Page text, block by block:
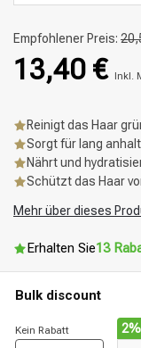
Empfohlener Preis:
13,40 € Inkl.
Reinigt das Haar
Sorgt für lang
Nährt und
Schützt das Haar
Mehr über dieses
Erhalten Sie13
Bulk discount
Kein Rabatt 2%